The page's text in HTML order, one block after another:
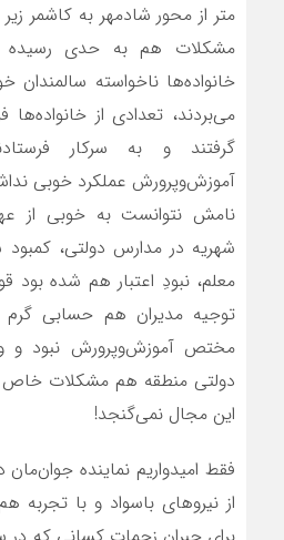
متر از محور شادمهر به کاشمر
مشکلات هم به حدی رسیده
خانواده‌ها ناخواسته سالمندان
می‌بردند، تعدادی از خانواده‌ها
گرفتند و به سرکار
آموزش‌وپرورش عملکرد خوبی
نامش نتوانست به خوبی از
شهریه در مدارس دولتی،
معلم، نبودِ اعتبار هم شده بود
توجیه مدیران هم حسابی گرم
مختص آموزش‌وپرورش نبود و
دولتی منطقه هم مشکلات
این مجال نمی‌گنجد!
فقط امیدواریم نماینده جوان‌مان
از نیروهای باسواد و با تجربه